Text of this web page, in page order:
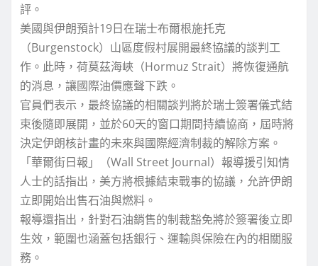
評。
美國與伊朗預計19日在瑞士布爾根施托克
（Burgenstock）山區度假村展開最終協議的談判工
作。此時，荷莫茲海峽（Hormuz Strait）將恢復通航
的消息，讓國際油價應聲下跌。
官員們表示，最終協議的相關談判將於瑞士簽署儀式結
束後隨即展開，並於60天的窗口期間持續協商，屆時將
決定伊朗核計畫的未來與國際經濟制裁的解除方案。
「華爾街日報」（Wall Street Journal）報導援引知情
人士的話指出，美方將根據結束戰事的協議，允許伊朗
立即開始出售石油與燃料。
報導還指出，針對石油銷售的制裁豁免將於簽署後立即
生效，範圍也涵蓋包括銀行、運輸與保險在內的相關服
務。